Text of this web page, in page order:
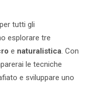
tutti gli
esplorare tre
e naturalistica. Con
le tecniche
e sviluppare uno